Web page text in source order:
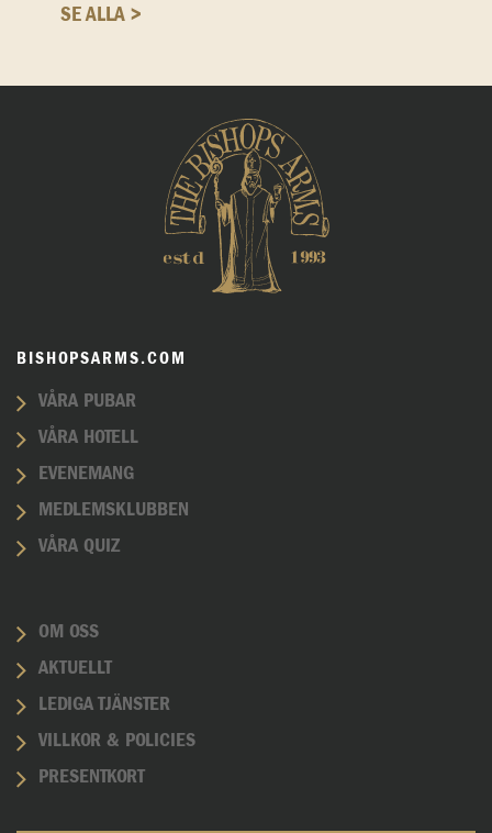
SE ALLA >
BISHOPSARMS.COM
VÅRA PUBAR
VÅRA HOTELL
EVENEMANG
MEDLEMSKLUBBEN
VÅRA QUIZ
OM OSS
AKTUELLT
LEDIGA TJÄNSTER
VILLKOR & POLICIES
PRESENTKORT